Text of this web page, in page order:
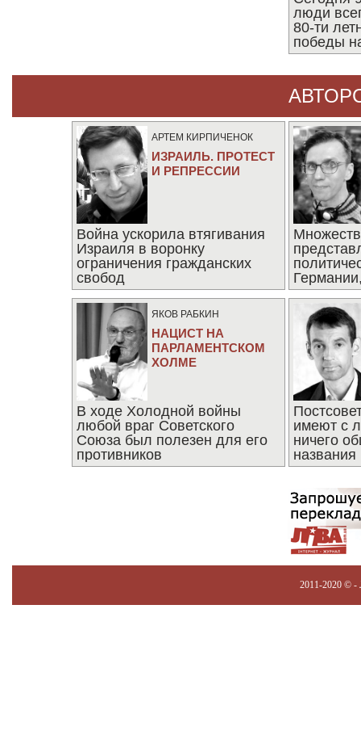
люди
80-ти
победы
АРТЕМ КИРПИЧЕНОК
ИЗРАИЛЬ. ПРОТЕСТ
И РЕПРЕССИИ
Война ускорила втягивания
Израиля в воронку
ограничения гражданских
свобод
ЯКОВ РАБКИН
НАЦИСТ НА
ПАРЛАМЕНТСКОМ
ХОЛМЕ
В ходе Холодной войны
любой враг Советского
Союза был полезен для его
противников
имеют с
ничего
названия
2011-2020 © -